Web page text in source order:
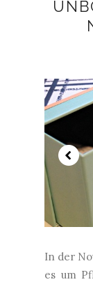
In der
es um